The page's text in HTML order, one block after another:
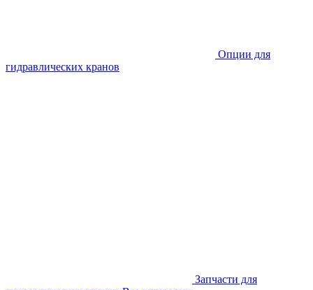
Опции для
гидравлических кранов
Запчасти для